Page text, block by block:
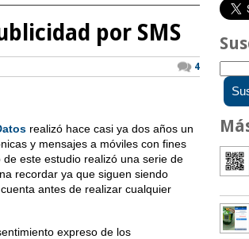
por SMS
4
realizó hace casi ya dos años un
y mensajes a móviles con fines
este estudio realizó una serie de
recordar ya que siguen siendo
antes de realizar cualquier
expreso de los